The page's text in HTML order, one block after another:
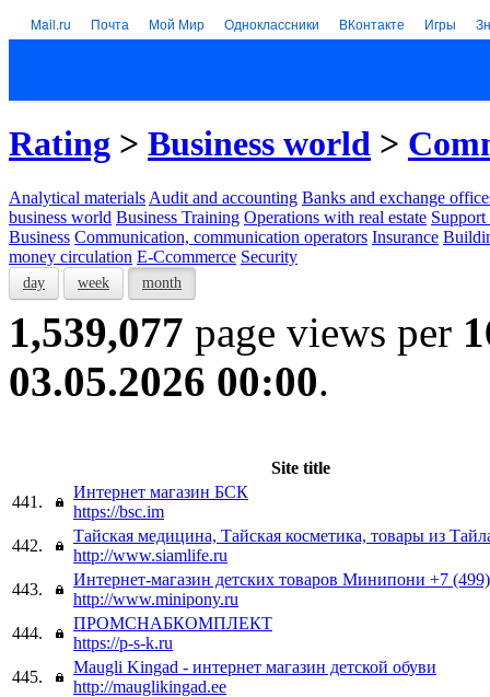
Mail.ru Почта Мой Мир Одноклассники ВКонтакте Игры
Rating > Business world >
Analytical materials Audit and accounting Banks and exchange
business world Business Training Operations with real estate Support
Business Communication, communication operators Insurance
money circulation E-Ccommerce Security
day week month
1,539,077 page views per
03.05.2026 00:00.
Site title
441.
Интернет магазин БСК
https://bsc.im
442.
Тайская медицина, Тайская косметика, товары из
http://www.siamlife.ru
443.
Интернет-магазин детских товаров Минипони +7
http://www.minipony.ru
444.
ПРОМСНАБКОМПЛЕКТ
https://p-s-k.ru
445.
Maugli Kingad - интернет магазин детской обуви
http://mauglikingad.ee